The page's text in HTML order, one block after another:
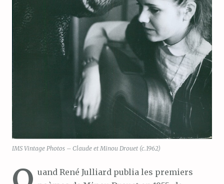
IMS Vintage Photos – Claude et Minou Drouet (c.1962)
uand René Julliard publia les premiers